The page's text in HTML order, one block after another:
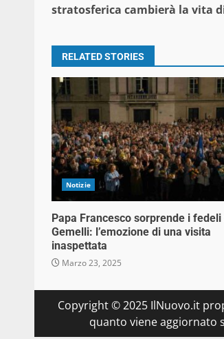
Reading
stratosferica cambierà la vita
RELATED STORIES
Notizie
Papa Francesco sorprende i fedeli
Gemelli: l’emozione di una visita
inaspettata
Marzo 23, 2025
Copyright © 2025 IlNuovo.it
quanto viene aggiornato